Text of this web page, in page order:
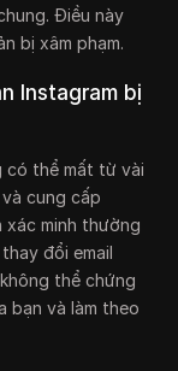
Điều này
bị xâm phạm.
Instagram bị
có thể mất từ vài
cung cấp
minh thường
đổi email
thể chứng
bạn và làm theo